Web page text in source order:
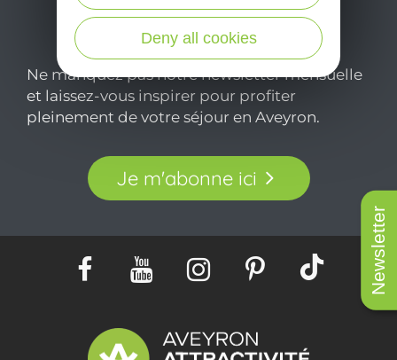
Newsletter
Ne manquez pas notre newsletter mensuelle
et laissez-vous inspirer pour profiter
pleinement de votre séjour en Aveyron.
Je m'abonne ici
Deny all cookies